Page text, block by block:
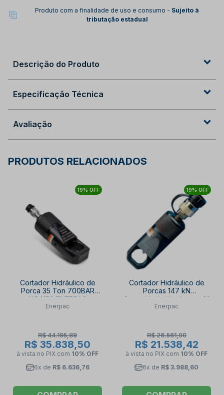
Produto com a finalidade de uso e consumo - Sujeito à
tributação estadual
Descrição do Produto
Especificação Técnica
Avaliação
PRODUTOS RELACIONADOS
19% OFF
Cortador Hidráulico de
Porca 35 Ton 700BAR
NC4150 ENERPAC
Enerpac
R$ 44.195,89
R$ 35.838,50
à vista no PIX com 10% OFF
6x de R$ 6.636,76
19% OFF
Cortador Hidráulico de
Porcas 147 kN
Capacidade Hexágono 32
mm NC2432 ENERPAC
Enerpac
R$ 26.561,00
R$ 21.538,42
à vista no PIX com 10% OFF
6x de R$ 3.988,60